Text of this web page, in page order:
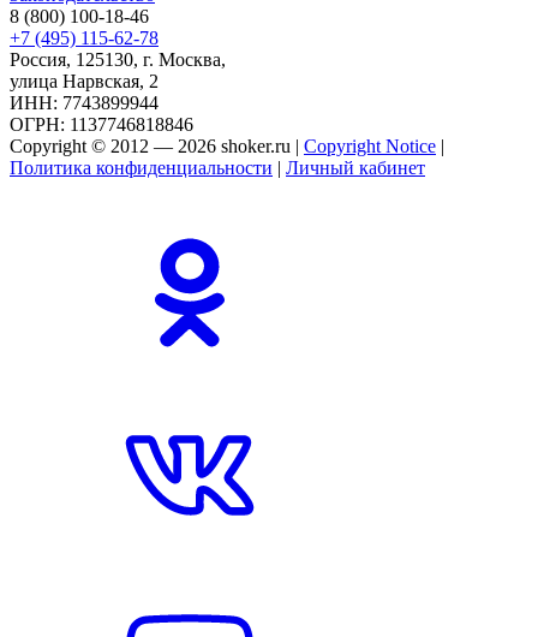
8 (800) 100-18-46
+7 (495) 115-62-78
Россия, 125130, г. Москва,
улица Нарвская, 2
ИНН: 7743899944
ОГРН: 1137746818846
Copyright © 2012 — 2026 shoker.ru | Copyright Notice |
Политика конфиденциальности | Личный кабинет